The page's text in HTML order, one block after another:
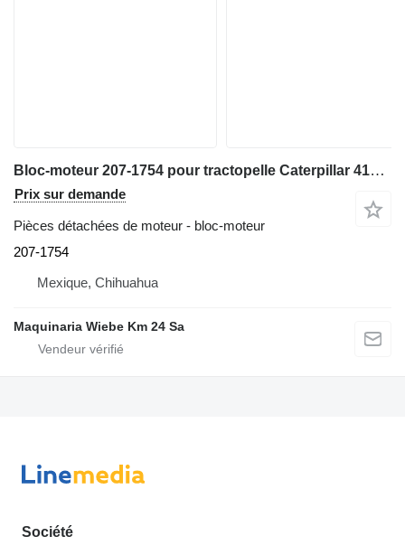
Bloc-moteur 207-1754 pour tractopelle Caterpillar 416D,420D
Prix sur demande
Pièces détachées de moteur - bloc-moteur
207-1754
Mexique, Chihuahua
Maquinaria Wiebe Km 24 Sa
Société